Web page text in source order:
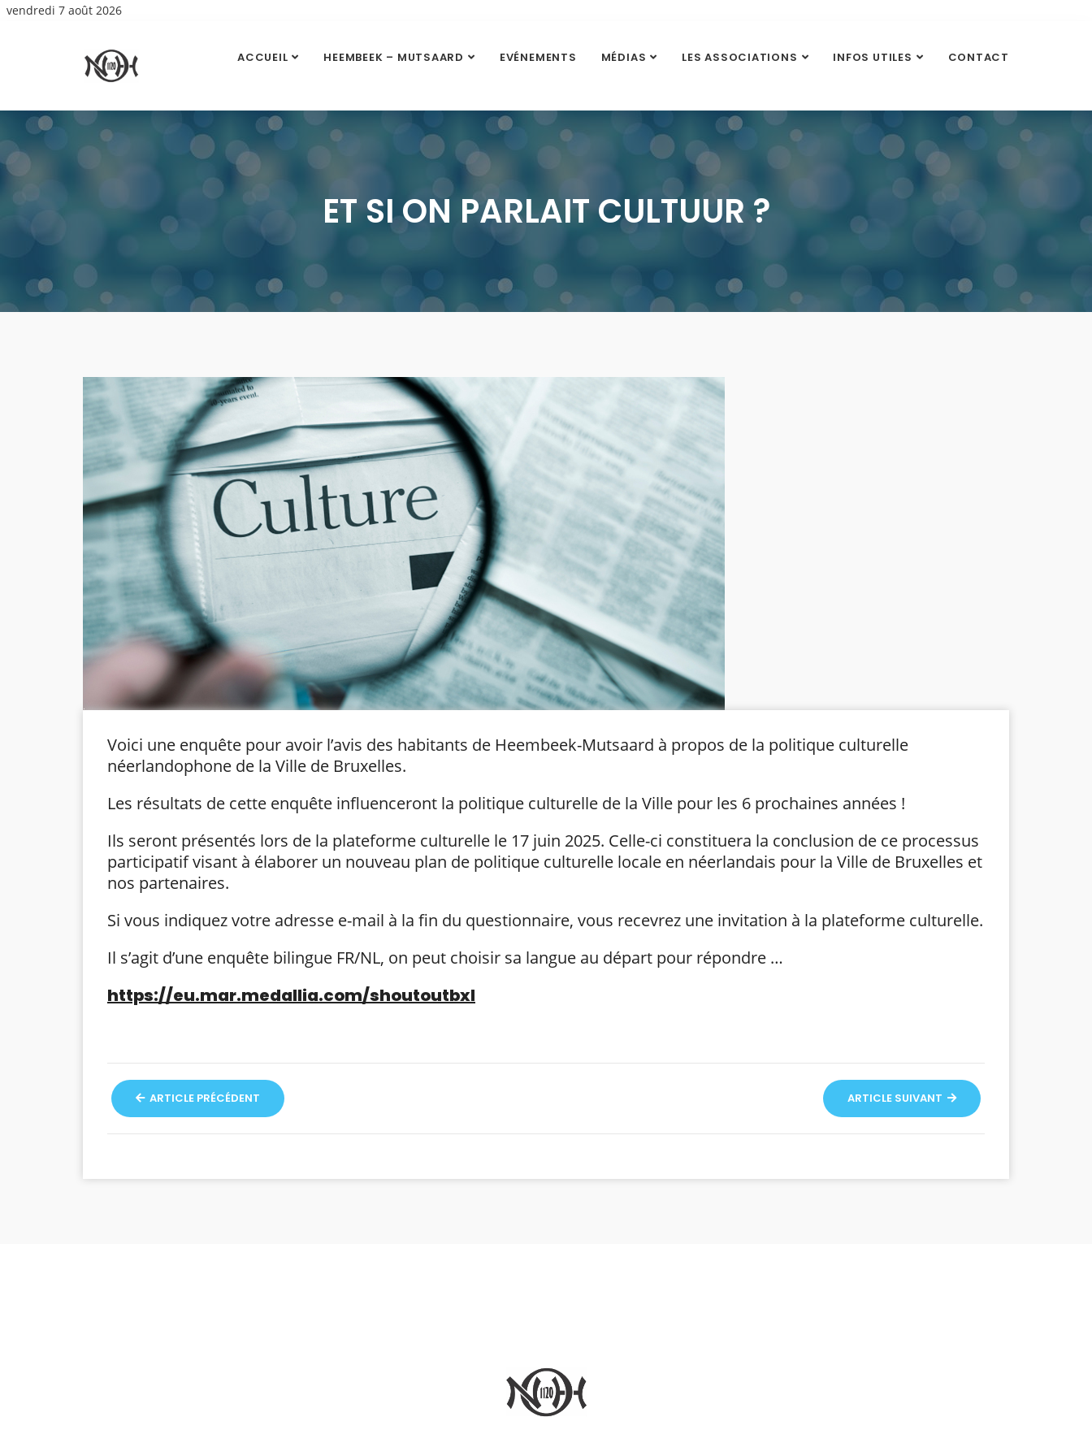
vendredi 7 août 2026
ACCUEIL HEEMBEEK – MUTSAARD EVÉNEMENTS MÉDIAS LES ASSOCIATIONS INFOS UTILES CONTACT
ET SI ON PARLAIT CULTUUR ?
Voici une enquête pour avoir l’avis des habitants de Heembeek-Mutsaard à propos de la politique culturelle
néerlandophone de la Ville de Bruxelles.
Les résultats de cette enquête influenceront la politique culturelle de la Ville pour les 6 prochaines années !
Ils seront présentés lors de la plateforme culturelle le 17 juin 2025. Celle-ci constituera la conclusion de ce processus
participatif visant à élaborer un nouveau plan de politique culturelle locale en néerlandais pour la Ville de Bruxelles et
nos partenaires.
Si vous indiquez votre adresse e-mail à la fin du questionnaire, vous recevrez une invitation à la plateforme culturelle.
Il s’agit d’une enquête bilingue FR/NL, on peut choisir sa langue au départ pour répondre …
https://eu.mar.medallia.com/shoutoutbxl
ARTICLE PRÉCÉDENT ARTICLE SUIVANT